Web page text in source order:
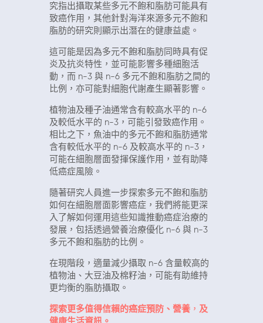
究指出攝取某些多元不飽和脂肪可能具有
致癌作用，其他針對海洋來源多元不飽和
脂肪的研究則顯示出潛在的健康益處。
這可能是因為多元不飽和脂肪同時具有促
炎及抗炎特性，並可能影響多種細胞活
動，而 n-3 與 n-6 多元不飽和脂肪之間的
比例，亦可能對細胞代謝產生顯著影響。
植物油及種子油通常含有較高水平的 n-6
及較低水平的 n-3，可能引發致癌作用。
相比之下，魚油中的多元不飽和脂肪通常
含有較低水平的 n-6 及較高水平的 n-3，
可能在細胞層面發揮保護作用，並有助降
低癌症風險。
隨著研究人員進一步探索多元不飽和脂肪
如何在細胞層面影響癌症，我們將能更深
入了解如何運用這些知識推動癌症治療的
發展，包括透過營養治療優化 n-6 與 n-3
多元不飽和脂肪的比例。
在現階段，適量減少攝取 n-6 含量較高的
植物油、大豆油及棉籽油，可能有助維持
更均衡的脂肪攝取。
探索更多值得信賴的癌症預防、營養 ， 及